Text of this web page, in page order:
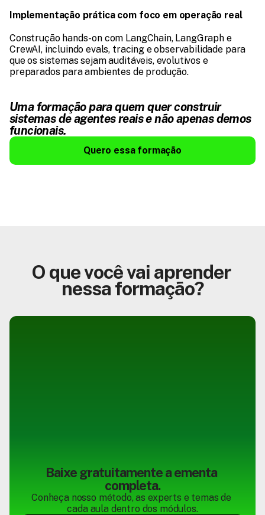
Implementação prática com foco em operação real
Construção hands-on com LangChain, LangGraph e
CrewAI, incluindo evals, tracing e observabilidade para
que os sistemas sejam auditáveis, evolutivos e
preparados para ambientes de produção.
Uma formação para quem quer construir
sistemas de agentes reais e não apenas demos
funcionais.
Quero essa formação
O que você vai aprender
nessa formação?
Baixe gratuitamente a ementa
completa.
Conheça nosso método, as experts e temas de
cada aula dentro dos módulos.